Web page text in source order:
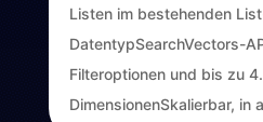
Listen im bestehenden
DatentypSearchVectors-
Filteroptionen und bis zu
DimensionenSkalierbar, in